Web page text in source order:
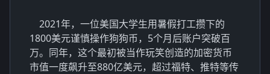
2021年，一位美国大学生用暑假打工攒下的
1800美元谨慎操作狗狗币，5个月后账户突破百
万。同年，这个最初被当作玩笑创造的加密货币
市值一度飙升至880亿美元，超过福特、推特等传